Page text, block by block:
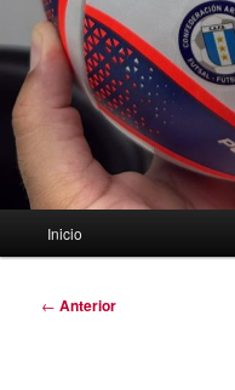
Inicio
Navegación
← Anterior